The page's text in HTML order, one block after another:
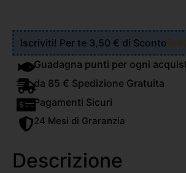
Iscriviti! Per te 3,50 € di Sconto
Guadagna punti per ogni
da 85 € Spedizione Gratuita
Pagamenti Sicuri
24 Mesi di Graranzia
Descrizione